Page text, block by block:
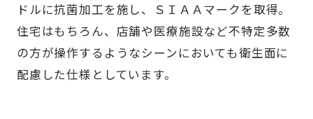
ドルに抗菌加工を施し、ＳＩＡＡマークを取得。
住宅はもちろん、店舗や医療施設など不特定多数
の方が操作するようなシーンにおいても衛生面に
配慮した仕様としています。